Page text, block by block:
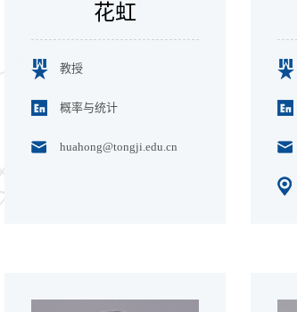
花虹
教授
概率与统计
huahong@tongji.edu.cn